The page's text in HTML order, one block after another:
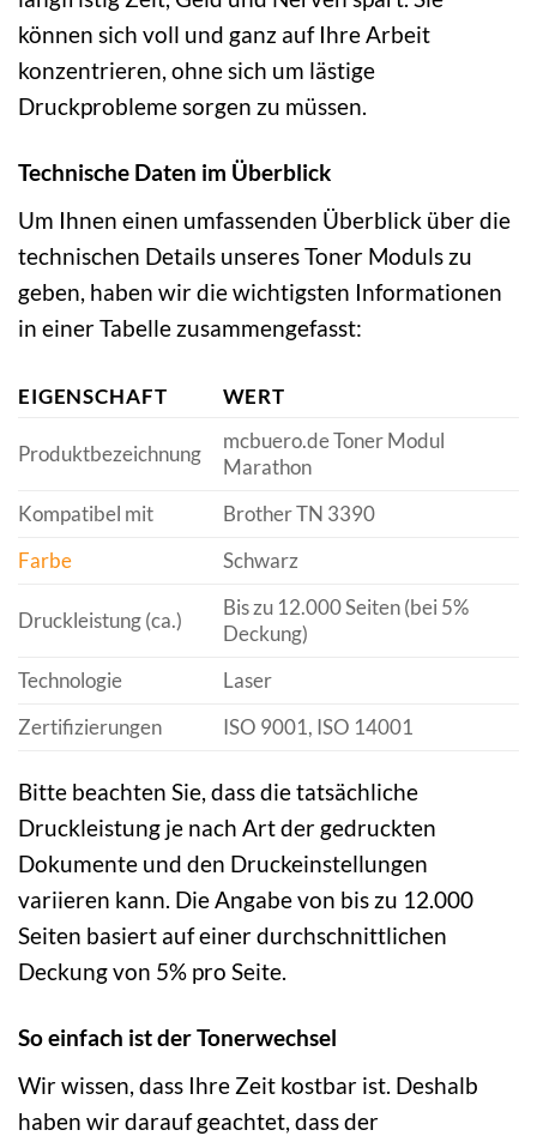
können sich voll und ganz auf Ihre Arbeit
konzentrieren, ohne sich um lästige
Druckprobleme sorgen zu müssen.
Technische Daten im Überblick
Um Ihnen einen umfassenden Überblick über die
technischen Details unseres Toner Moduls zu
geben, haben wir die wichtigsten Informationen
in einer Tabelle zusammengefasst:
EIGENSCHAFT WERT
Produktbezeichnung
mcbuero.de Toner Modul
Marathon
Kompatibel mit
Brother TN 3390
Farbe
Schwarz
Druckleistung (ca.)
Bis zu 12.000 Seiten (bei 5%
Deckung)
Technologie
Laser
Zertifizierungen
ISO 9001, ISO 14001
Bitte beachten Sie, dass die tatsächliche
Druckleistung je nach Art der gedruckten
Dokumente und den Druckeinstellungen
variieren kann. Die Angabe von bis zu 12.000
Seiten basiert auf einer durchschnittlichen
Deckung von 5% pro Seite.
So einfach ist der Tonerwechsel
Wir wissen, dass Ihre Zeit kostbar ist. Deshalb
haben wir darauf geachtet, dass der